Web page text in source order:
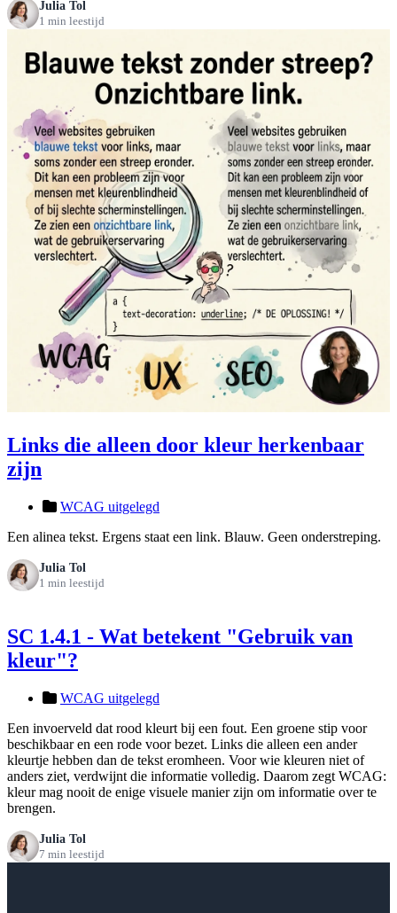
Julia Tol
1 min leestijd
Links die alleen door kleur herkenbaar
zijn
WCAG uitgelegd
Een alinea tekst. Ergens staat een link. Blauw. Geen onderstreping.
Julia Tol
1 min leestijd
SC 1.4.1 - Wat betekent "Gebruik van
kleur"?
WCAG uitgelegd
Een invoerveld dat rood kleurt bij een fout. Een groene stip voor
beschikbaar en een rode voor bezet. Links die alleen een ander
kleurtje hebben dan de tekst eromheen. Voor wie kleuren niet of
anders ziet, verdwijnt die informatie volledig. Daarom zegt WCAG:
kleur mag nooit de enige visuele manier zijn om informatie over te
brengen.
Julia Tol
7 min leestijd